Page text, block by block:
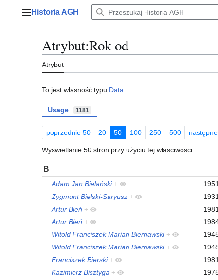
Menu główne
Historia AGH
Atrybut:Rok od
Atrybut
To jest własność typu Data
Usage 1181
poprzednie 50 20 50 100 250 500
Wyświetlanie 50 stron przy użyciu tej właściwości.
B
Adam Jan Bielański +
Zygmunt Bielski-Saryusz +
Artur Bień +
Artur Bień +
Witold Franciszek Marian Biernawski +
Witold Franciszek Marian Biernawski +
Franciszek Bierski +
Kazimierz Bisztyga +